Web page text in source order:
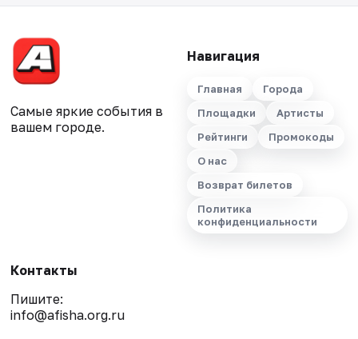
Самые яркие события в
вашем городе.
Навигация
Главная
Города
Площадки
Артисты
Рейтинги
Промокоды
О нас
Возврат билетов
Политика
конфиденциальности
Контакты
Пишите:
info@afisha.org.ru